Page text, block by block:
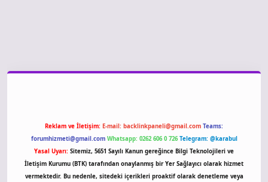
Reklam ve İletişim: E-mail: backlinkpaneli@gmail.com Teams:
forumhizmeti@gmail.com Whatsapp: 0262 606 0 726 Telegram: @karabul
Yasal Uyarı: Sitemiz, 5651 Sayılı Kanun gereğince Bilgi Teknolojileri ve
İletişim Kurumu (BTK) tarafından onaylanmış bir Yer Sağlayıcı olarak hizmet
vermektedir. Bu nedenle, sitedeki içerikleri proaktif olarak denetleme veya